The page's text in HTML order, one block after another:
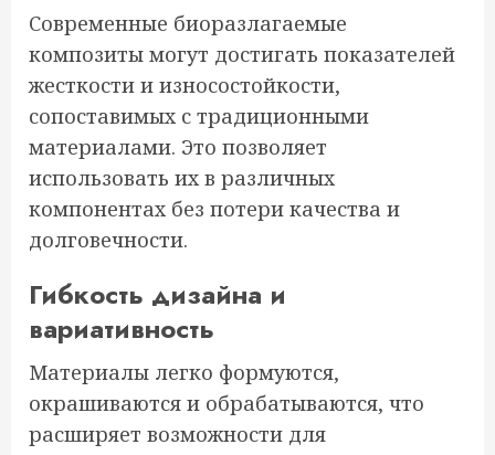
Современные биоразлагаемые
композиты могут достигать показателей
жесткости и износостойкости,
сопоставимых с традиционными
материалами. Это позволяет
использовать их в различных
компонентах без потери качества и
долговечности.
Гибкость дизайна и
вариативность
Материалы легко формуются,
окрашиваются и обрабатываются, что
расширяет возможности для